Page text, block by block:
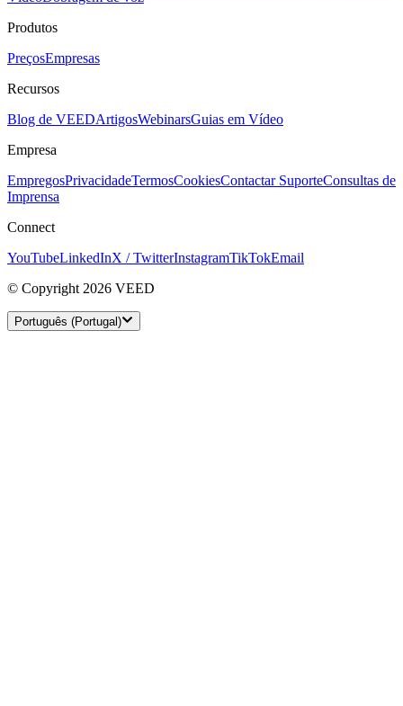
Produtos
PreçosEmpresas
Recursos
Blog de VEEDArtigosWebinarsGuias em Vídeo
Empresa
EmpregosPrivacidadeTermosCookiesContactar SuporteConsultas de
Imprensa
Connect
YouTubeLinkedInX / TwitterInstagramTikTokEmail
© Copyright 2026 VEED
Português (Portugal)